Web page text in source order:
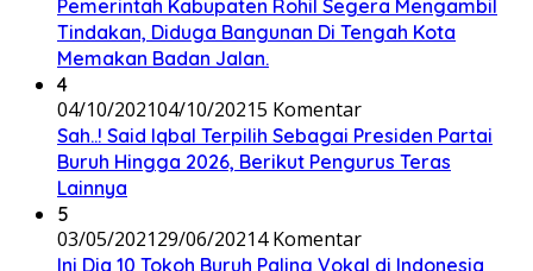
Pemerintah Kabupaten Rohil Segera Mengambil
Tindakan, Diduga Bangunan Di Tengah Kota
Memakan Badan Jalan.
4
04/10/202104/10/20215 Komentar
Sah..! Said Iqbal Terpilih Sebagai Presiden Partai
Buruh Hingga 2026, Berikut Pengurus Teras
Lainnya
5
03/05/202129/06/20214 Komentar
Ini Dia 10 Tokoh Buruh Paling Vokal di Indonesia